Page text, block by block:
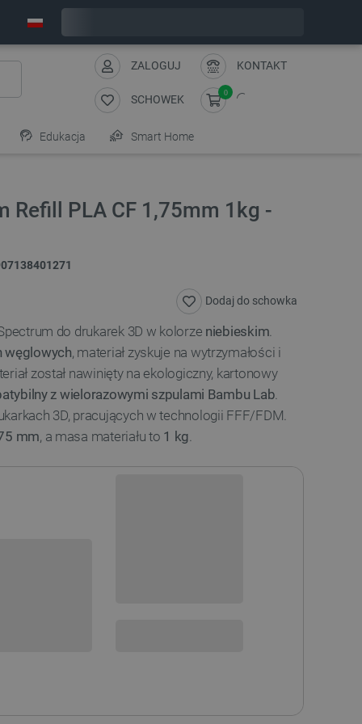
ZALOGUJ KONTAKT
SCHOWEK
0
Edukacja Smart Home
Refill PLA CF 1,75mm 1kg -
Dodaj do schowka
do drukarek 3D w kolorze niebieskim.
węglowych, materiał zyskuje na wytrzymałości i
został nawinięty na ekologiczny, kartonowy
z wielorazowymi szpulami Bambu Lab.
3D, pracujących w technologii FFF/FDM.
mm, a masa materiału to 1 kg.